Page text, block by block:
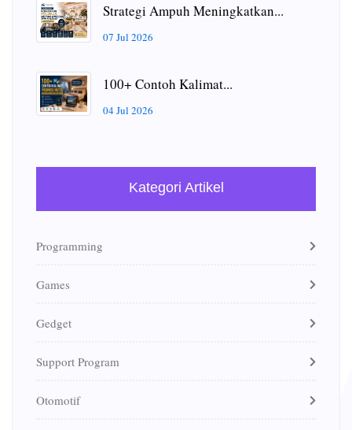
Strategi Ampuh Meningkatkan...
07 Jul 2026
100+ Contoh Kalimat...
04 Jul 2026
Kategori Artikel
Programming
Games
Gedget
Support Program
Otomotif